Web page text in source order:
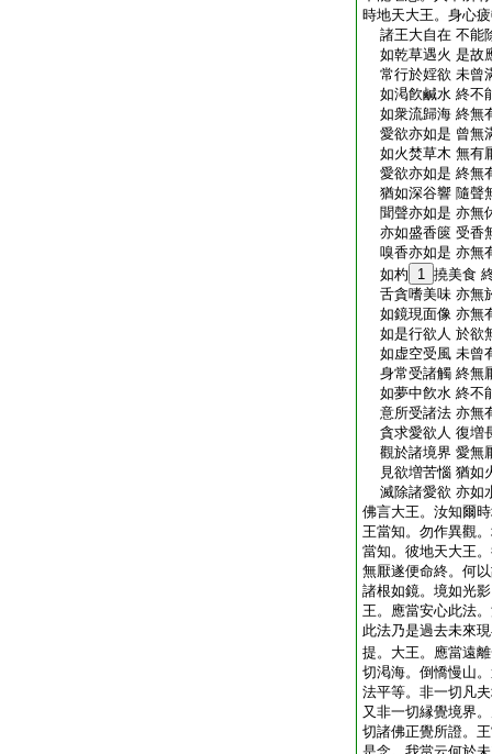
時地天大王。身心
諸王大自在 不能
如乾草遇火 是故
常行於婬欲 未曾
如渇飮鹹水 終不
如衆流歸海 終無
愛欲亦如是 曾無
如火焚草木 無有
愛欲亦如是 終無
猶如深谷響 隨聲
聞聲亦如是 亦無
亦如盛香篋 受香
嗅香亦如是 亦無
如杓
1 撓美食
舌貪嗜美味 亦無
如鏡現面像 亦無
如是行欲人 於欲
如虚空受風 未曾
身常受諸觸 終無
如夢中飮水 終不
意所受諸法 亦無
貪求愛欲人 復増
觀於諸境界 愛無
見欲増苦惱 猶如
滅除諸愛欲 亦如
佛言大王。汝知爾
王當知。勿作異觀
當知。彼地天大王
無厭遂便命終。何
諸根如鏡。境如光
王。應當安心此法
此法乃是過去未來
提。大王。應當遠
切渇海。倒憍慢山
法平等。非一切凡
又非一切縁覺境界
切諸佛正覺所證。